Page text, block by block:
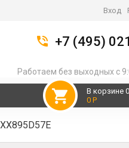
Вход
+7 (495)
Работаем без выходных с
В корзине
0 Р